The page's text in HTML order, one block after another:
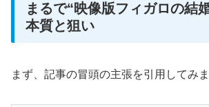
まるで“映像版フィガロの結
本質と狙い
まず、記事の冒頭の主張を引用してみま